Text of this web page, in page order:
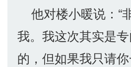
他对楼小暖说：“
我。我这次其实是
的，但如果我只请